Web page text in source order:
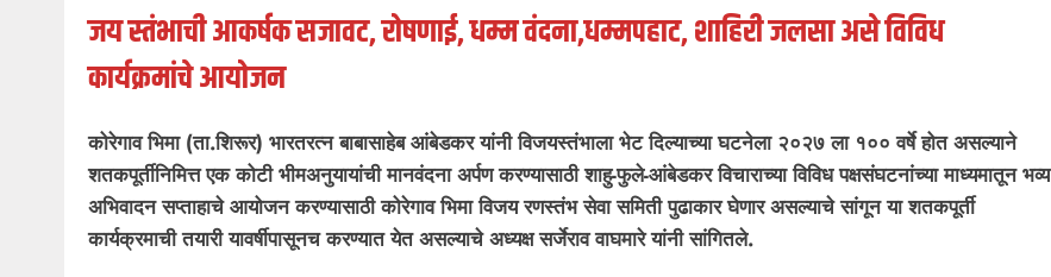
जय स्तंभाची आकर्षक सजावट, रोषणाई, धम्म वंदना,धम्मपहाट, शाहिरी जलसा असे विविध
कार्यक्रमांचे आयोजन
कोरेगाव भिमा (ता.शिरूर) भारतरत्न बाबासाहेब आंबेडकर यांनी विजयस्तंभाला भेट दिल्याच्या घटनेला २०२७ ला १०० वर्षे होत असल्याने
शतकपूर्तीनिमित्त एक कोटी भीमअनुयायांची मानवंदना अर्पण करण्यासाठी शाहु-फुले-आंबेडकर विचाराच्या विविध पक्षसंघटनांच्या माध्यमातून भव्य
अभिवादन सप्ताहाचे आयोजन करण्यासाठी कोरेगाव भिमा विजय रणस्तंभ सेवा समिती पुढाकार घेणार असल्याचे सांगून या शतकपूर्ती
कार्यक्रमाची तयारी यावर्षीपासूनच करण्यात येत असल्याचे अध्यक्ष सर्जेराव वाघमारे यांनी सांगितले.